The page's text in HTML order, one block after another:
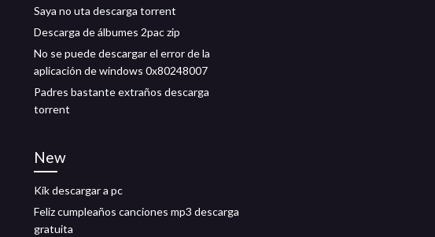
Saya no uta descarga torrent
Descarga de álbumes 2pac zip
No se puede descargar el error de la
aplicación de windows 0x80248007
Padres bastante extraños descarga
torrent
New
Kik descargar a pc
Feliz cumpleaños canciones mp3 descarga
gratuita